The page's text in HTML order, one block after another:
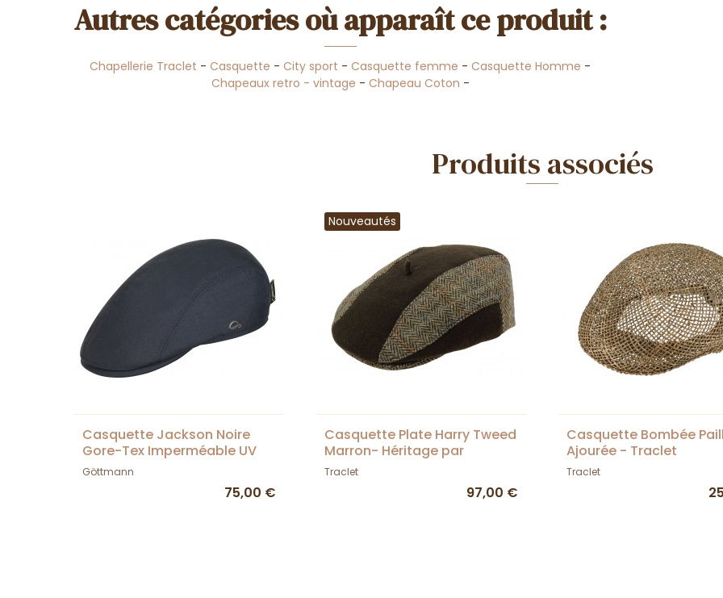
Autres catégories où apparaît ce produit :
Chapellerie Traclet -Casquette -City sport -Casquette femme -Casquette Homme -
Chapeaux retro - vintage - Chapeau Coton -
Produits associés
Casquette Jackson Noire
Gore-Tex Imperméable UV
UPF80+ -Göttmann
Göttmann
75,00 €
Nouveautés
Casquette Plate Harry Tweed
Marron- Héritage par
Laulhère
Traclet
97,00 €
Casquette Bombée
Ajourée - Traclet
Traclet